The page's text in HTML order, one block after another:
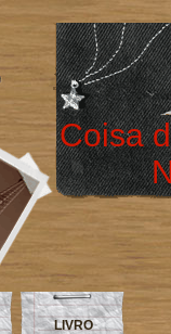
Coisa
LIVRO